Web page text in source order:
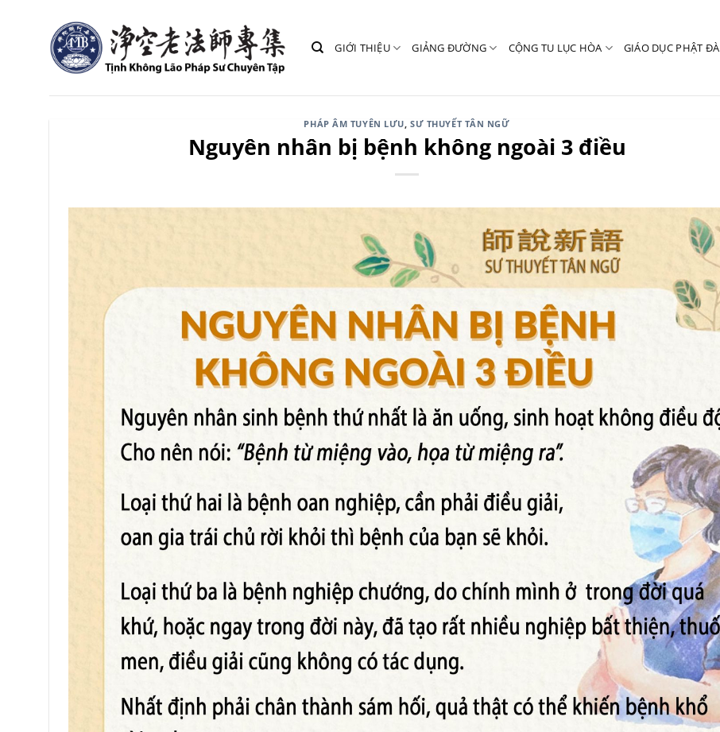
GIỚI THIỆU GIẢNG ĐƯỜNG CỘNG TU LỤC HÒA GIÁO DỤC PHẬT ĐÀ
PHÁP ÂM TUYÊN LƯU,SƯ THUYẾT TÂN NGỮ
Nguyên nhân bị bệnh không ngoài 3 điều